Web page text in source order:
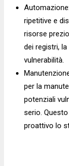
ripetitive e
risorse
dei registri,
vulnerabilità.
per la
potenziali
serio.
proattivo lo